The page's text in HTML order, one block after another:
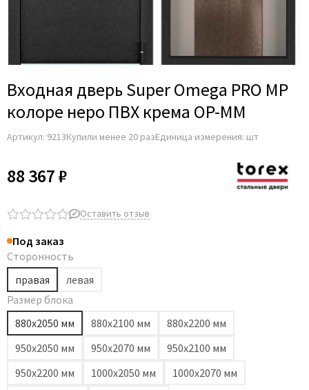
Входная дверь Super Omega PRO MP
колоре неро ПВХ крема OP-MM
Артикул: 9213Купили менее 20 разЕдиница измерения: шт
88 367 ₽
Оставить отзыв
Под заказ
Сторонность
правая
левая
Размер блока
880х2050 мм
880х2100 мм
880х2200 мм
950х2050 мм
950x2070 мм
950x2100 мм
950х2200 мм
1000х2050 мм
1000х2070 мм